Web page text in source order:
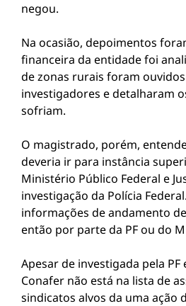
negou.
Na ocasião, depoimentos
financeira da entidade foi
de zonas rurais foram
investigadores e detalharam
sofriam.
O magistrado, porém,
deveria ir para instância
Ministério Público Federal e
investigação da Polícia
informações de andamento
então por parte da PF ou do
Apesar de investigada pela PF
Conafer não está na lista de
sindicatos alvos da uma ação